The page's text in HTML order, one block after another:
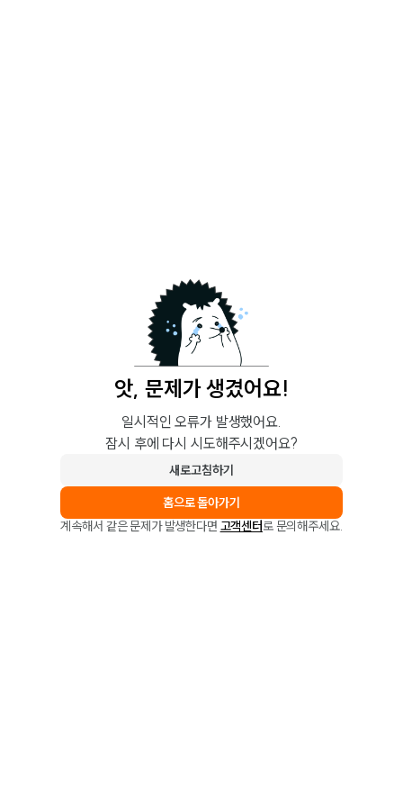
앗, 문제가 생겼어요!
일시적인 오류가 발생했어요.
잠시 후에 다시 시도해주시겠어요?
새로고침하기
홈으로 돌아가기
계속해서 같은 문제가 발생한다면 고객센터로 문의해주세요.